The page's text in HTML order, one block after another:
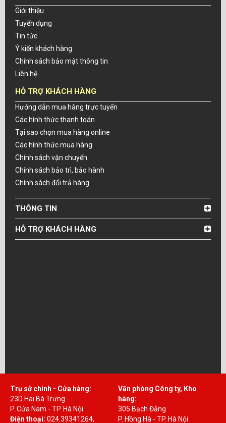
Giới thiệu
Tuyển dụng
Tin tức
Ý kiến khách hàng
Chính sách bảo mật thông tin
Liên hệ
HỖ TRỢ KHÁCH HÀNG
Hướng dẫn mua hàng trực tuyến
Các hình thức thanh toán
Tại sao chọn mua hàng online
Các hình thức mua hàng
Chính sách vận chuyển
Chính sách bảo trì, bảo hành
Chính sách đổi trả hàng
THÔNG TIN
HỖ TRỢ KHÁCH HÀNG
Trụ sở chính - Cửa hàng:
23D Hai Bà Trưng
P. Cửa Nam - TP. Hà Nội
Điện thoại: 024.39341264,
Văn phòng Công ty, Kho
hàng:
305 Bạch Đằng
P. Hồng Hà - TP. Hà Nội